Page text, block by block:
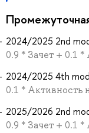
2024/2025 2nd
0.9 * Зачет + 0.1 *
2024/2025 4th
0.1 * Активность
2025/2026 2nd
0.9 * Зачет + 0.1 *